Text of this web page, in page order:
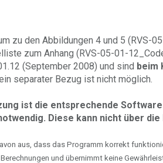
zu den Abbildungen 4 und 5 (RVS-
zum Anhang (RVS-05-01-
(September 2008) und sind beim
separater Bezug ist nicht möglich.
ist die entsprechende
Diese kann nicht über die
aus, dass das Programm korrekt
und übernimmt keine